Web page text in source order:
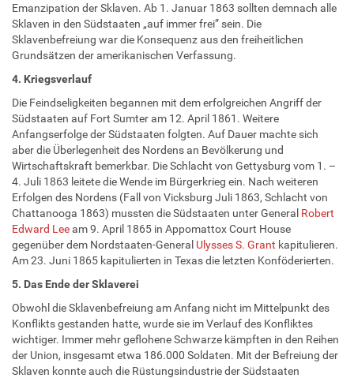
Emanzipation der Sklaven. Ab 1. Januar 1863 sollten demnach alle
Sklaven in den Südstaaten „auf immer frei” sein. Die
Sklavenbefreiung war die Konsequenz aus den freiheitlichen
Grundsätzen der amerikanischen Verfassung.
4. Kriegsverlauf
Die Feindseligkeiten begannen mit dem erfolgreichen Angriff der
Südstaaten auf Fort Sumter am 12. April 1861. Weitere
Anfangserfolge der Südstaaten folgten. Auf Dauer machte sich
aber die Überlegenheit des Nordens an Bevölkerung und
Wirtschaftskraft bemerkbar. Die Schlacht von Gettysburg vom 1. –
4. Juli 1863 leitete die Wende im Bürgerkrieg ein. Nach weiteren
Erfolgen des Nordens (Fall von Vicksburg Juli 1863, Schlacht von
Chattanooga 1863) mussten die Südstaaten unter General Robert
Edward Leeam 9. April 1865 in Appomattox Court House
gegenüber dem Nordstaaten-General Ulysses S. Grant kapitulieren.
Am 23. Juni 1865 kapitulierten in Texas die letzten Konföderierten.
5. Das Ende der Sklaverei
Obwohl die Sklavenbefreiung am Anfang nicht im Mittelpunkt des
Konflikts gestanden hatte, wurde sie im Verlauf des Konfliktes
wichtiger. Immer mehr geflohene Schwarze kämpften in den Reihen
der Union, insgesamt etwa 186.000 Soldaten. Mit der Befreiung der
Sklaven konnte auch die Rüstungsindustrie der Südstaaten